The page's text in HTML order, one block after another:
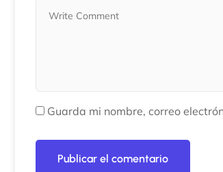
Guarda mi nombre, correo